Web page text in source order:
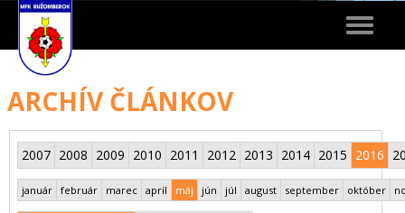
Toggle
ARCHÍV ČLÁNKOV
2007 2008 2009 2010 2011 2012 2013 2014 2015 2016
január február marec apríl máj jún júl august september október